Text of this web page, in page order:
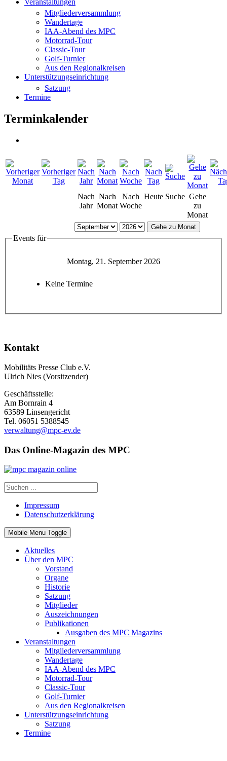
Veranstaltungen
Mitgliederversammlung
Wandertage
IAA-Abend des MPC
Motorrad-Tour
Classic-Tour
Golf-Turnier
Aus den Regionalkreisen
Unterstützungseinrichtung
Satzung
Termine
Terminkalender
Nach
Jahr
Nach
Monat
Nach
Woche
Heute Suche Gehe
zu
Monat
Gehe zu Monat
Events für
Montag, 21. September 2026
Keine Termine
Kontakt
Mobilitäts Presse Club e.V.
Ulrich Nies (Vorsitzender)
Geschäftsstelle:
Am Bornrain 4
63589 Linsengericht
Tel. 06051 5388545
verwaltung@mpc-ev.de
Das Online-Magazin des MPC
Impressum
Datenschutzerklärung
Mobile Menu Toggle
Aktuelles
Über den MPC
Vorstand
Organe
Historie
Satzung
Mitglieder
Auszeichnungen
Publikationen
Ausgaben des MPC Magazins
Veranstaltungen
Mitgliederversammlung
Wandertage
IAA-Abend des MPC
Motorrad-Tour
Classic-Tour
Golf-Turnier
Aus den Regionalkreisen
Unterstützungseinrichtung
Satzung
Termine